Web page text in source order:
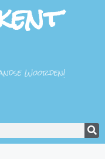
Woorden!